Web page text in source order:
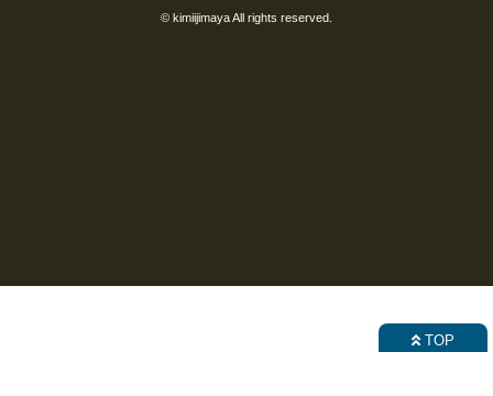
TOP
© kimiijimaya All rights reserved.